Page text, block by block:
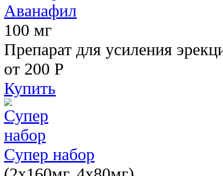
Аванафил
100 мг
Препарат для усиления
от 200 Р
Купить
Супер набор